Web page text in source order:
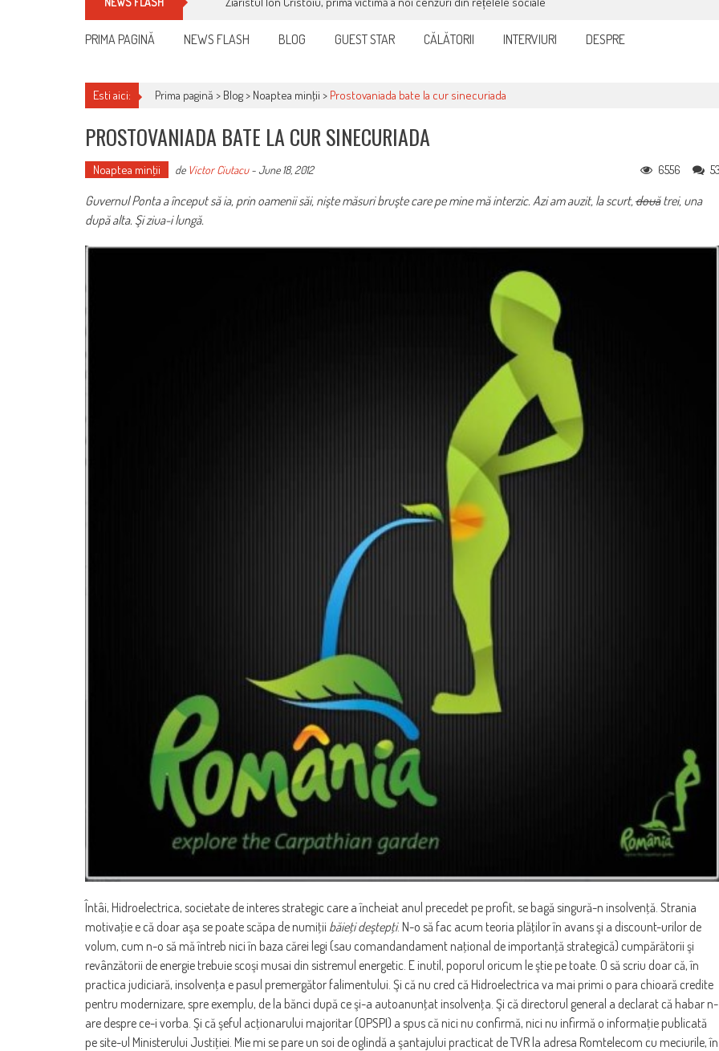
PRIMA PAGINĂ NEWS FLASH BLOG GUEST STAR CĂLĂTORII INTERVIURI DESPRE
Esti aici: Prima pagină > Blog> Noaptea minţii > Prostovaniada bate la cur sinecuriada
PROSTOVANIADA BATE LA CUR SINECURIADA
Noaptea minţii de Victor Ciutacu-June 18, 2012 6556
Guvernul Ponta a început să ia, prin oamenii săi, nişte măsuri bruşte care pe mine mă interzic. Azi am auzit, la scurt,douătrei, una
după alta. Şi ziua-i lungă.
Întâi, Hidroelectrica, societate de interes strategic care a încheiat anul precedet pe profit, se bagă singură-n insolvenţă. Strania
motivaţie e că doar aşa se poate scăpa de numiţii băieţi deştepţi. N-o să fac acum teoria plăţilor în avans şi a discount-urilor de
volum, cum n-o să mă întreb nici în baza cărei legi (sau comandandament naţional de importanţă strategică) cumpărătorii şi
revânzătorii de energie trebuie scoşi musai din sistremul energetic. E inutil, poporul oricum le ştie pe toate. O să scriu doar că, în
practica judiciară, insolvenţa e pasul premergător falimentului. Şi că nu cred că Hidroelectrica va mai primi o para chioară credite
pentru modernizare, spre exemplu, de la bănci după ce şi-a autoanunţat insolvenţa. Şi că directorul general a declarat că habar n-
are despre ce-i vorba. Şi că şeful acţionarului majoritar (OPSPI) a spus că nici nu confirmă, nici nu infirmă o informaţie publicată
pe site-ul Ministerului Justiţiei. Mie mi se pare un soi de oglindă a şantajului practicat de TVR la adresa Romtelecom cu meciurile, în